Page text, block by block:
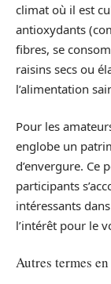
climat où il est
antioxydants
fibres, se
raisins secs ou
l’alimentation
Pour les
englobe un
d’envergure. Ce
participants
intéressants
l’intérêt pour le
Autres termes